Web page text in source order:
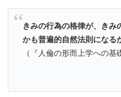
きみの行為の格律が、きみ
かも普遍的自然法則になる
（『人倫の形而上学への基